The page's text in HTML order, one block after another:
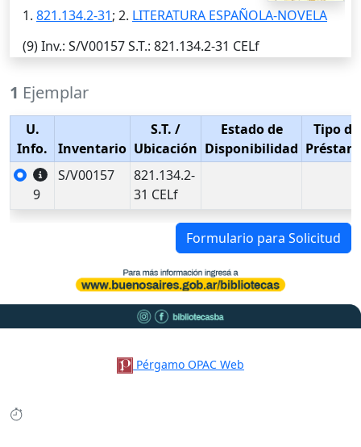
1. 821.134.2-31; 2. LITERATURA ESPAÑOLA-NOVELA
(9)Inv.: S/V00157S.T.: 821.134.2-31 CELf
1 Ejemplar
U.
Info.
Inventario
S.T. /
Ubicación
Estado de
Disponibilidad
Tipo de
9
S/V00157
821.134.2-
31 CELf
Formulario para Solicitud
Pérgamo OPAC Web